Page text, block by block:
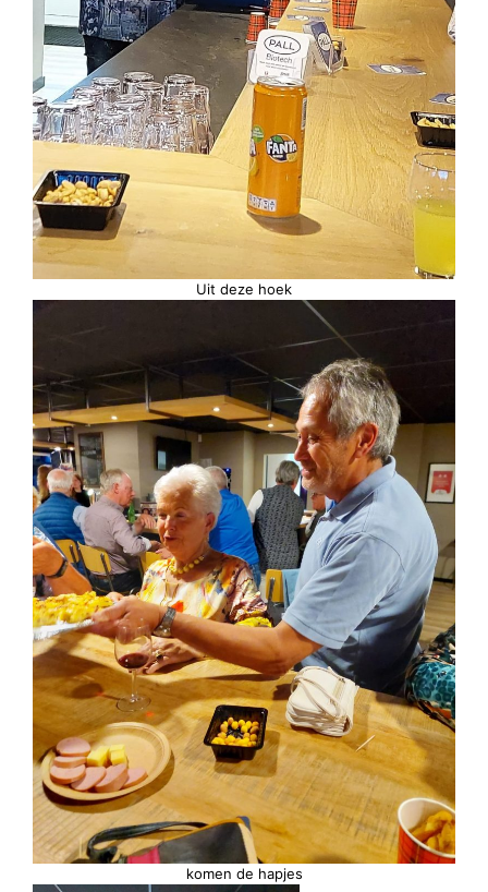
Uit deze hoek
komen de hapjes